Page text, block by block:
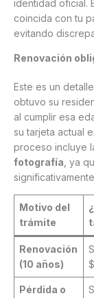
identidad oficial.
coincida con tu
evitando
Renovación
Este es un
obtuvo su
al cumplir esa
su tarjeta actual
proceso incluye
fotografía , ya
Motivo del
trámite
Renovación
(10 años)
Pérdida o